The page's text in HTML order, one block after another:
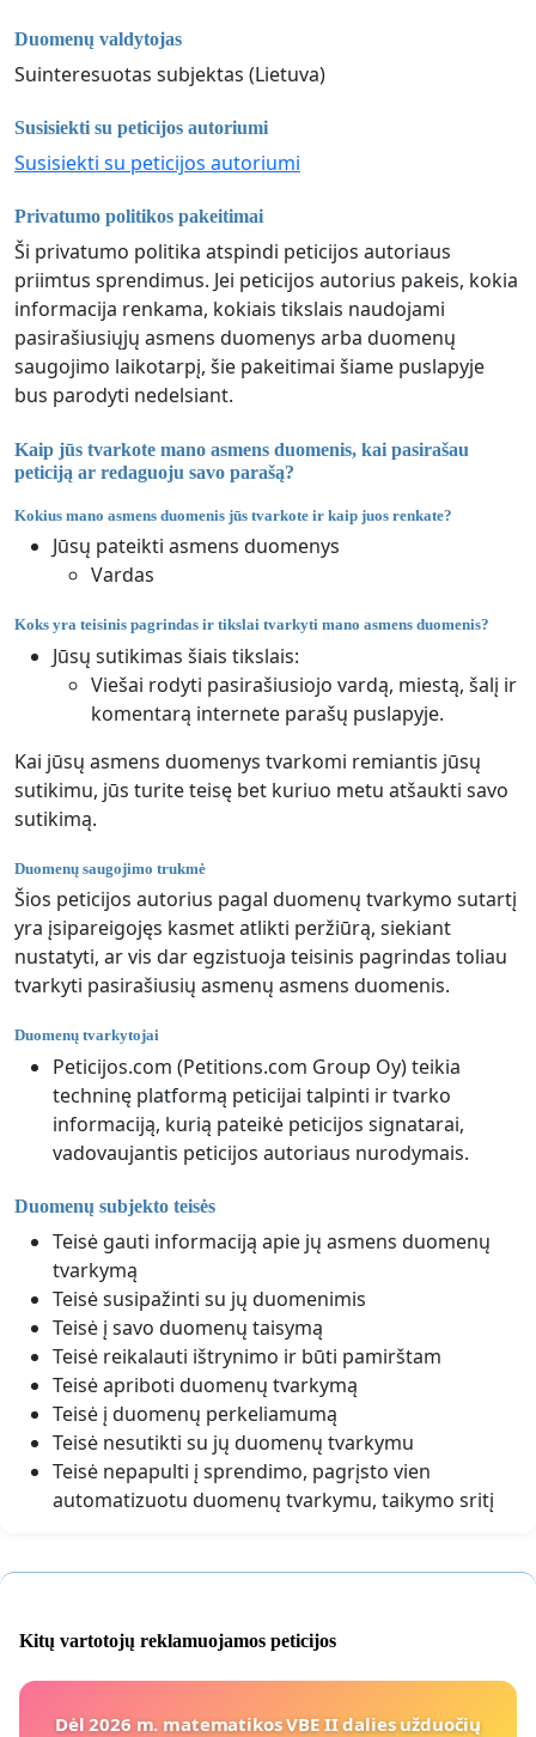
Duomenų valdytojas
Suinteresuotas subjektas (Lietuva)
Susisiekti su peticijos autoriumi
Susisiekti su peticijos autoriumi
Privatumo politikos pakeitimai
Ši privatumo politika atspindi peticijos autoriaus
priimtus sprendimus. Jei peticijos autorius pakeis, kokia
informacija renkama, kokiais tikslais naudojami
pasirašiusiųjų asmens duomenys arba duomenų
saugojimo laikotarpį, šie pakeitimai šiame puslapyje
bus parodyti nedelsiant.
Kaip jūs tvarkote mano asmens duomenis, kai pasirašau
peticiją ar redaguoju savo parašą?
Kokius mano asmens duomenis jūs tvarkote ir kaip juos renkate?
Jūsų pateikti asmens duomenys
Vardas
Koks yra teisinis pagrindas ir tikslai tvarkyti mano asmens duomenis?
Jūsų sutikimas šiais tikslais:
Viešai rodyti pasirašiusiojo vardą, miestą, šalį ir
komentarą internete parašų puslapyje.
Kai jūsų asmens duomenys tvarkomi remiantis jūsų
sutikimu, jūs turite teisę bet kuriuo metu atšaukti savo
sutikimą.
Duomenų saugojimo trukmė
Šios peticijos autorius pagal duomenų tvarkymo sutartį
yra įsipareigojęs kasmet atlikti peržiūrą, siekiant
nustatyti, ar vis dar egzistuoja teisinis pagrindas toliau
tvarkyti pasirašiusių asmenų asmens duomenis.
Duomenų tvarkytojai
Peticijos.com (Petitions.com Group Oy) teikia
techninę platformą peticijai talpinti ir tvarko
informaciją, kurią pateikė peticijos signatarai,
vadovaujantis peticijos autoriaus nurodymais.
Duomenų subjekto teisės
Teisė gauti informaciją apie jų asmens duomenų
tvarkymą
Teisė susipažinti su jų duomenimis
Teisė į savo duomenų taisymą
Teisė reikalauti ištrynimo ir būti pamirštam
Teisė apriboti duomenų tvarkymą
Teisė į duomenų perkeliamumą
Teisė nesutikti su jų duomenų tvarkymu
Teisė nepapulti į sprendimo, pagrįsto vien
automatizuotu duomenų tvarkymu, taikymo sritį
Kitų vartotojų reklamuojamos peticijos
Dėl 2026 m. matematikos VBE II dalies užduočių